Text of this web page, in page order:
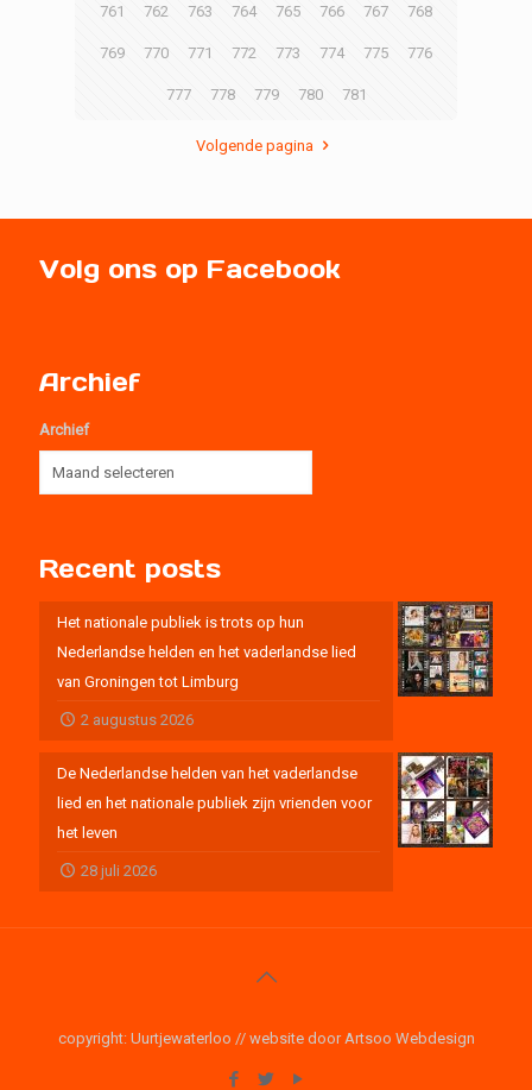
761 762 763 764 765 766 767 768
769 770 771 772 773 774 775 776
777 778 779 780 781
Volgende pagina
Volg ons op Facebook
Archief
Archief
Recent posts
Het nationale publiek is trots op hun
Nederlandse helden en het vaderlandse lied
van Groningen tot Limburg
2 augustus 2026
De Nederlandse helden van het vaderlandse
lied en het nationale publiek zijn vrienden voor
het leven
28 juli 2026
copyright: Uurtjewaterloo // website door Artsoo Webdesign